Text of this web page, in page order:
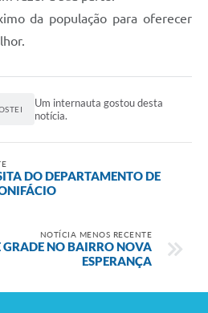
da população para oferecer
Um internauta gostou desta
notícia.
DO DEPARTAMENTO DE
NOTÍCIA MENOS RECENTE
GRADE NO BAIRRO NOVA
ESPERANÇA